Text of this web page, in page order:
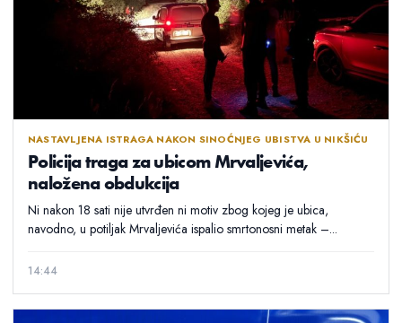
NASTAVLJENA ISTRAGA NAKON SINOĆNJEG UBISTVA U NIKŠIĆU
Policija traga za ubicom Mrvaljevića,
naložena obdukcija
Ni nakon 18 sati nije utvrđen ni motiv zbog kojeg je ubica,
navodno, u potiljak Mrvaljevića ispalio smrtonosni metak –...
14:44